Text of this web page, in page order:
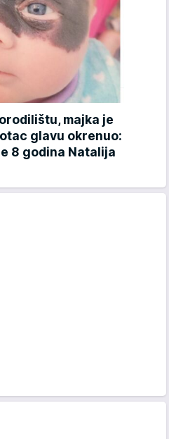
majka je
glavu okrenuo:
8 godina Natalija